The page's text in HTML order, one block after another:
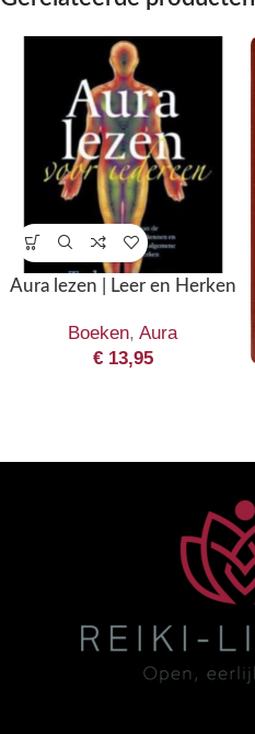
Aura lezen | Leer en Herken
Boeken, Aura
€13,95